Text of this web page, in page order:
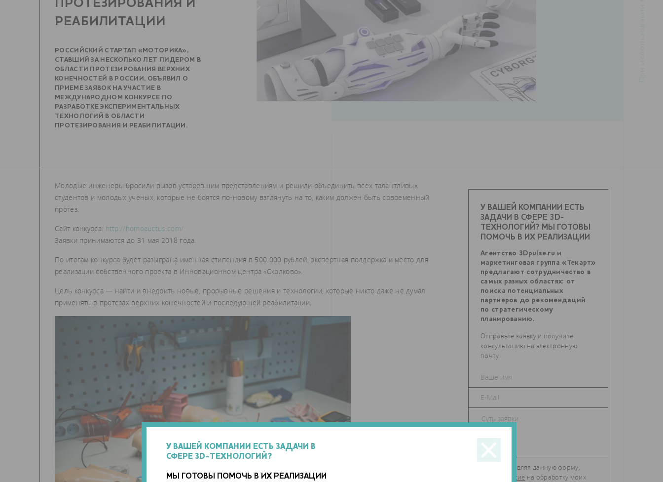
У ВАШЕЙ КОМПАНИИ ЕСТЬ ЗАДАЧИ В
СФЕРЕ 3D-ТЕХНОЛОГИЙ?
МЫ ГОТОВЫ ПОМОЧЬ В ИХ РЕАЛИЗАЦИИ
ПРОТЕЗИРОВАНИЯ И
РЕАБИЛИТАЦИИ
РОССИЙСКИЙ СТАРТАП «МОТОРИКА»,
СТАВШИЙ ЗА НЕСКОЛЬКО ЛЕТ ЛИДЕРОМ В
ОБЛАСТИ ПРОТЕЗИРОВАНИЯ ВЕРХНИХ
КОНЕЧНОСТЕЙ В РОССИИ, ОБЪЯВИЛ О
ПРИЕМЕ ЗАЯВОК НА УЧАСТИЕ В
МЕЖДУНАРОДНОМ КОНКУРСЕ ПО
РАЗРАБОТКЕ ЭКСПЕРИМЕНТАЛЬНЫХ
ТЕХНОЛОГИЙ В ОБЛАСТИ
ПРОТЕЗИРОВАНИЯ И РЕАБИЛИТАЦИИ.
Молодые инженеры бросили вызов устаревшим представлениям и решили объединить всех талантливых
студентов и молодых ученых, которые не боятся по-новому взглянуть на то, каким должен быть современный
протез.
Сайт конкурса: http://homoauctus.com/
Заявки принимаются до 31 мая 2018 года.
По итогам конкурса будет разыграна именная стипендия в 500 000 рублей, экспертная поддержка и место для
реализации собственного проекта в Инновационном центра «Сколково».
Цель конкурса — найти и внедрить новые, прорывные решения и технологии, которые никто даже не думал
применять в протезах верхних конечностей и последующей реабилитации.
У ВАШЕЙ КОМПАНИИ ЕСТЬ
ЗАДАЧИ В СФЕРЕ 3D-
ТЕХНОЛОГИЙ? МЫ ГОТОВЫ
ПОМОЧЬ В ИХ РЕАЛИЗАЦИИ
Агентство 3Dpulse.ru и
маркетинговая группа «Текарт»
предлагают сотрудничество в
самых разных областях: от
поиска потенциальных
партнеров до рекомендаций
по стратегическому
планированию.
Отправьте заявку и получите
консультацию на электронную
почту.
Отправляя данную форму,
согласие